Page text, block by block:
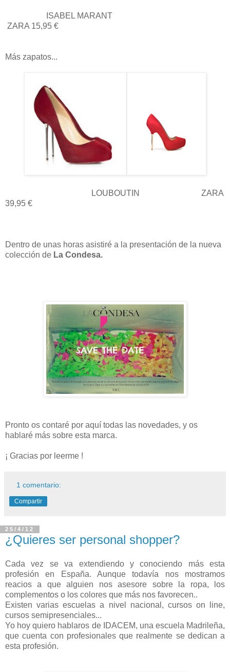
ISABEL MARANT
ZARA 15,95 €
Más zapatos...
LOUBOUTIN ZARA
39,95 €
Dentro de unas horas asistiré a la presentación de la nueva
colección de La Condesa.
Pronto os contaré por aquí todas las novedades, y os
hablaré más sobre esta marca.
¡ Gracias por leerme !
1 comentario:
Compartir
25/4/12
¿Quieres ser personal shopper?
Cada vez se va extendiendo y conociendo más esta
profesión en España. Aunque todavía nos mostramos
reacios a que alguien nos asesore sobre la ropa, los
complementos o los colores que más nos favorecen..
Existen varias escuelas a nivel nacional, cursos on line,
cursos semipresenciales...
Yo hoy quiero hablaros de IDACEM, una escuela Madrileña,
que cuenta con profesionales que realmente se dedican a
esta profesión.